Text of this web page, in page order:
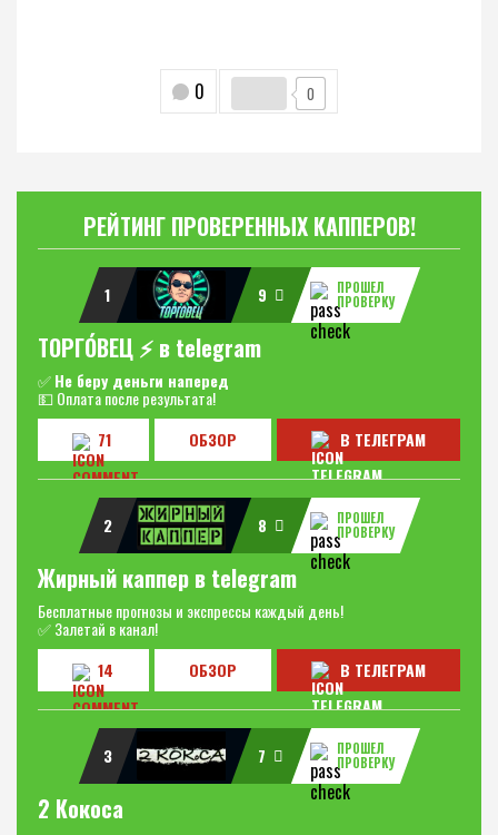
0 0
РЕЙТИНГ ПРОВЕРЕННЫХ КАППЕРОВ!
1 9
ПРОШЕЛ
ПРОВЕРКУ
ТОРГО́ВЕЦ ⚡️ в telegram
✅Не беру деньги наперед
💵 Оплата после результата!
71
ОБЗОР В ТЕЛЕГРАМ
2 8
ПРОШЕЛ
ПРОВЕРКУ
Жирный каппер в telegram
Бесплатные прогнозы и экспрессы каждый день!
✅ Залетай в канал!
14
ОБЗОР В ТЕЛЕГРАМ
3 7
ПРОШЕЛ
ПРОВЕРКУ
2 Кокоса